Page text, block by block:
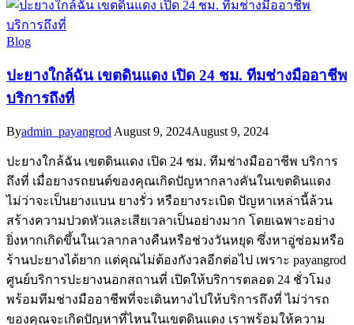
Blog
ปะยางใกล้ฉัน เขตดินแดง เปิด 24 ชม. ทีมช่างมืออาชีพ
บริการถึงที่
Byadmin_payangrod August 9, 2024August 9, 2024
ปะยางใกล้ฉัน เขตดินแดง เปิด 24 ชม. ทีมช่างมืออาชีพ บริการ
ถึงที่ เมื่อยางรถยนต์ของคุณเกิดปัญหากลางคันในเขตดินแดง
ไม่ว่าจะเป็นยางแบน ยางรั่ว หรือยางระเบิด ปัญหาเหล่านี้ล้วน
สร้างความปวดหัวและเสียเวลาเป็นอย่างมาก โดยเฉพาะอย่าง
ยิ่งหากเกิดขึ้นในเวลากลางคืนหรือช่วงวันหยุด ซึ่งหาอู่ซ่อมหรือ
ร้านปะยางได้ยาก แต่คุณไม่ต้องกังวลอีกต่อไป เพราะ payangrod
ศูนย์บริการปะยางนอกสถานที่ เปิดให้บริการตลอด 24 ชั่วโมง
พร้อมทีมช่างมืออาชีพที่จะเดินทางไปให้บริการถึงที่ ไม่ว่ารถ
ของคุณจะเกิดปัญหาที่ไหนในเขตดินแดง เราพร้อมให้ความ